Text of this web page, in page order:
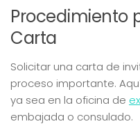
Procedimiento
Carta
Solicitar una carta de
proceso importante.
ya sea en la oficina de
embajada o consulado.